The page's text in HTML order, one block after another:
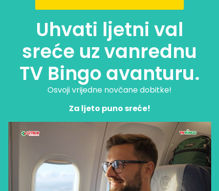
Uhvati ljetni val
sreće uz vanrednu
TV Bingo avanturu.
Osvoji vrijedne novčane dobitke!
Za ljeto puno sreće!